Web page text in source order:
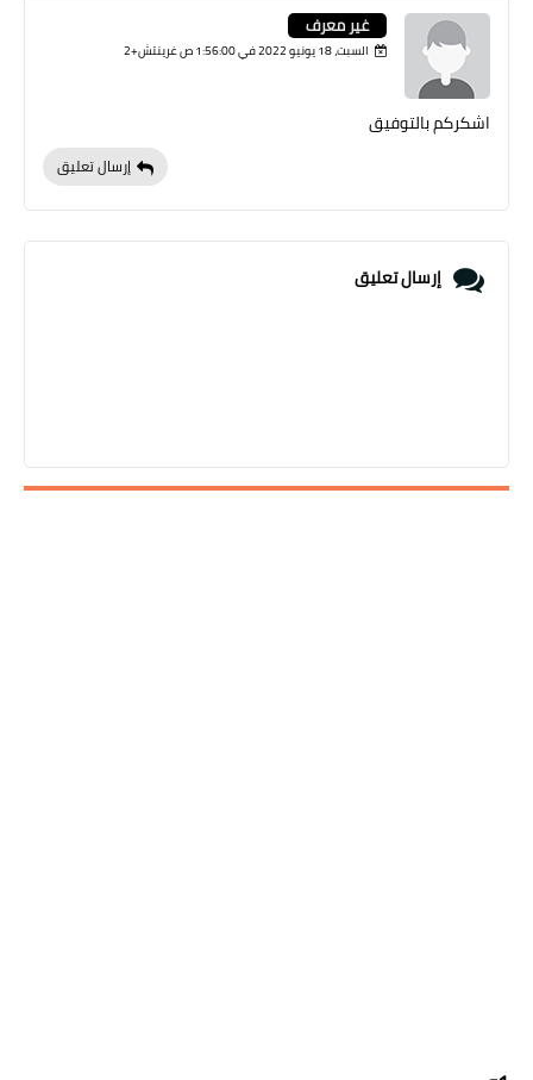
غير معرف
السبت، 18 يونيو 2022 في 1:56:00 ص غرينتش+2
اشكركم بالتوفيق
إرسال تعليق
إرسال تعليق